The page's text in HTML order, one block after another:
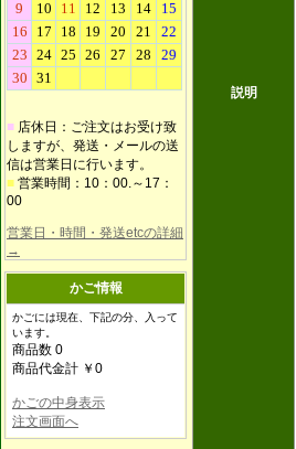
■ 店休日：ご注文はお受け致
しますが、発送・メールの送
信は営業日に行います。
■ 営業時間：10：00.～17：
00
営業日・時間・発送etcの詳細
→
かご情報
かごには現在、下記の分、入って
います。
商品数 0
商品代金計 ￥0
かごの中身表示
注文画面へ
説明